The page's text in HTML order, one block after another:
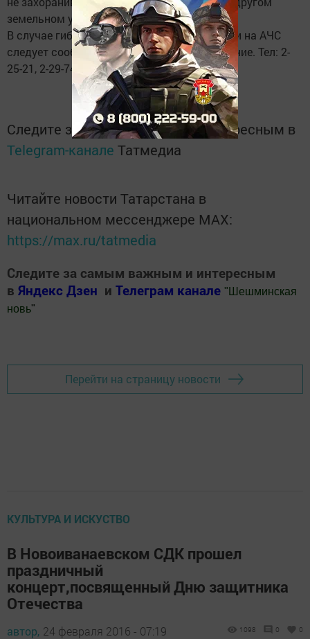
земельном участке..
В случае гибели животных и при подозрении на АЧС
следует сообщать в районное ветобъединение. Тел: 2-
25-21, 2-29-74.
Следите за самым важным и интересным в
Telegram-канале Татмедиа
Читайте новости Татарстана в
национальном мессенджере MАХ:
https://max.ru/tatmedia
Следите за самым важным и интересным
в Яндекс Дзен и Телеграм канале " Шешминская
новь"
Перейти на страницу новости
КУЛЬТУРА И ИСКУСТВО
В Новоиванаевском СДК прошел
праздничный
концерт,посвященный Дню защитника
Отечества
автор, 24 февраля 2016 - 07:19 1098 0 0